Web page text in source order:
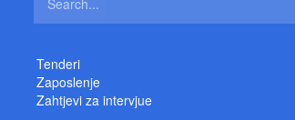
Tenderi
Zaposlenje
Zahtjevi za intervjue